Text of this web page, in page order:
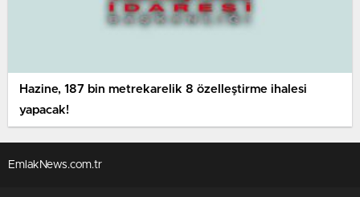
Hazine, 187 bin metrekarelik 8 özelleştirme ihalesi
yapacak!
EmlakNews.com.tr